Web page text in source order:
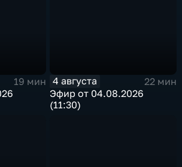
19 мин
4 августа
22 мин
Эфир от 04.08.2026
(11:30)